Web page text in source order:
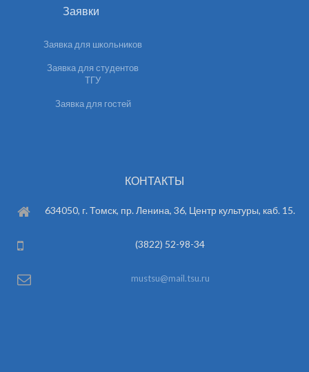
Заявки
Заявка для школьников
Заявка для студентов
ТГУ
Заявка для гостей
КОНТАКТЫ
634050, г. Томск, пр. Ленина, 36, Центр культуры, каб. 15.
(3822) 52-98-34
mustsu@mail.tsu.ru